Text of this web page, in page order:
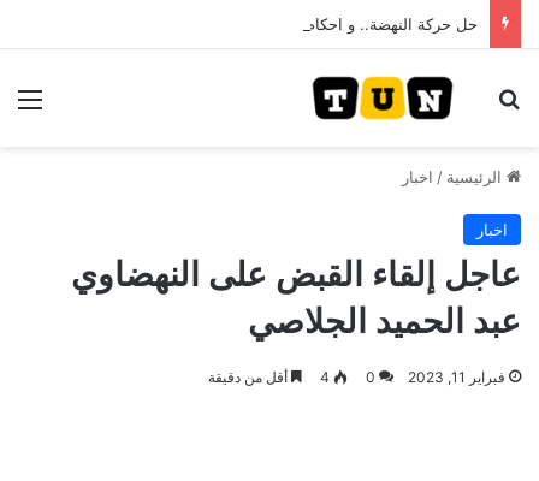
بحث عن
الرئيسية / اخبار
اخبار
عاجل إلقاء القبض على النهضاوي
عبد الحميد الجلاصي
فبراير 11, 2023 0
4 أقل من دقيقة